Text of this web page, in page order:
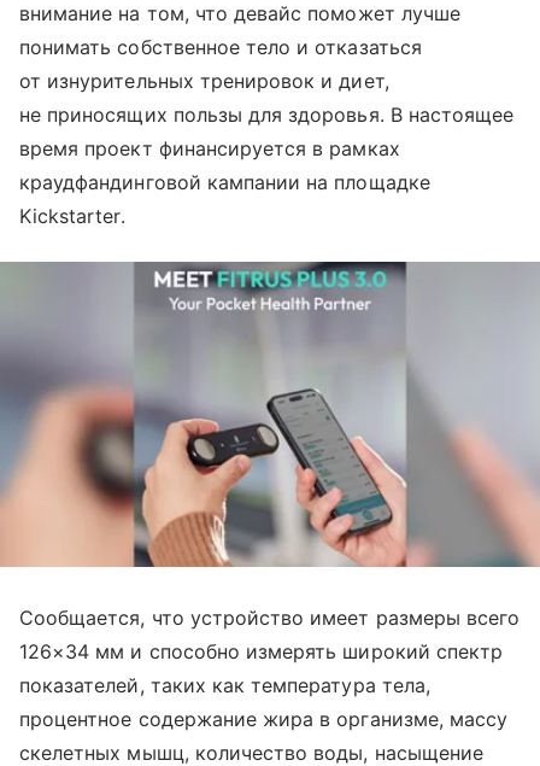
внимание на том, что девайс поможет лучше
понимать собственное тело и отказаться
от изнурительных тренировок и диет,
не приносящих пользы для здоровья. В настоящее
время проект финансируется в рамках
краудфандинговой кампании на площадке
Kickstarter.
Сообщается, что устройство имеет размеры всего
126×34 мм и способно измерять широкий спектр
показателей, таких как температура тела,
процентное содержание жира в организме, массу
скелетных мышц, количество воды, насыщение